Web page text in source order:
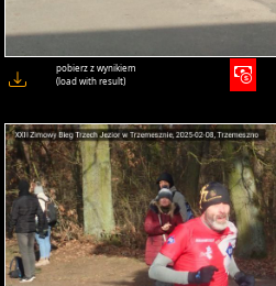
pobierz z wynikiem
(load with result)